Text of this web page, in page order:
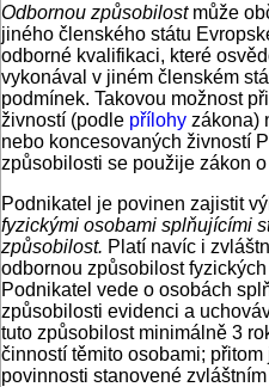
Odbornou způsobilostmůže
jiného členského státu
odborné kvalifikaci, které
vykonával v jiném členském
podmínek. Takovou možnost
živností (podle přílohy zákona)
nebo koncesovaných živností
způsobilosti se použije zákon
Podnikatel je povinen zajistit
fyzickými osobami splňujícími
způsobilost. Platí navíc i
odbornou způsobilost
Podnikatel vede o osobách
způsobilosti evidenci a
tuto způsobilost minimálně 3
činností těmito osobami;
povinnosti stanovené